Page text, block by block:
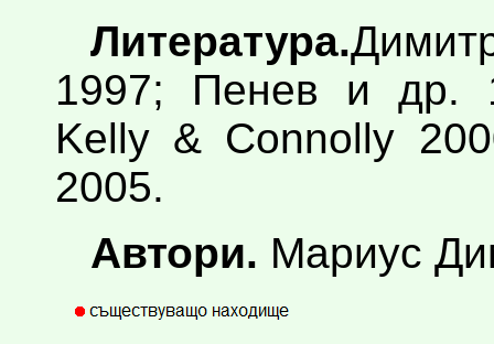
Литература.
1997; Пенев и др.
Kelly & Connolly
2005.
Автори. Мариус